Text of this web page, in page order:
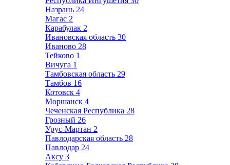
Назрань 24
Магас 2
Карабулак 2
Ивановская область 30
Иваново 28
Тейково 1
Вичуга 1
Тамбовская область 29
Тамбов 16
Котовск 4
Моршанск 4
Чеченская Республика 28
Грозный 26
Урус-Мартан 2
Павлодарская область 28
Павлодар 24
Аксу 3